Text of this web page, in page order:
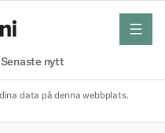
Senaste nytt
meny
data på denna webbplats.